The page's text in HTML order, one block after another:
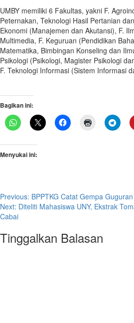
UMBY memiliki 6 Fakultas, yakni F.
Peternakan, Teknologi Hasil Pertanian
Ekonomi (Manajemen dan Akutansi), F.
Multimedia, F. Keguruan (Pendidikan
Matematika, Bimbingan Konseling dan
Psikologi (Psikologi, Magister Psikologi
F. Teknologi Informasi (Sistem Informasi
Bagikan ini:
Menyukai ini:
Post
navigation
Previous: BPPTKG Catat Gempa
Next: Diteliti Mahasiswa UNY, Ekstrak
Cabai
Tinggalkan Balasan